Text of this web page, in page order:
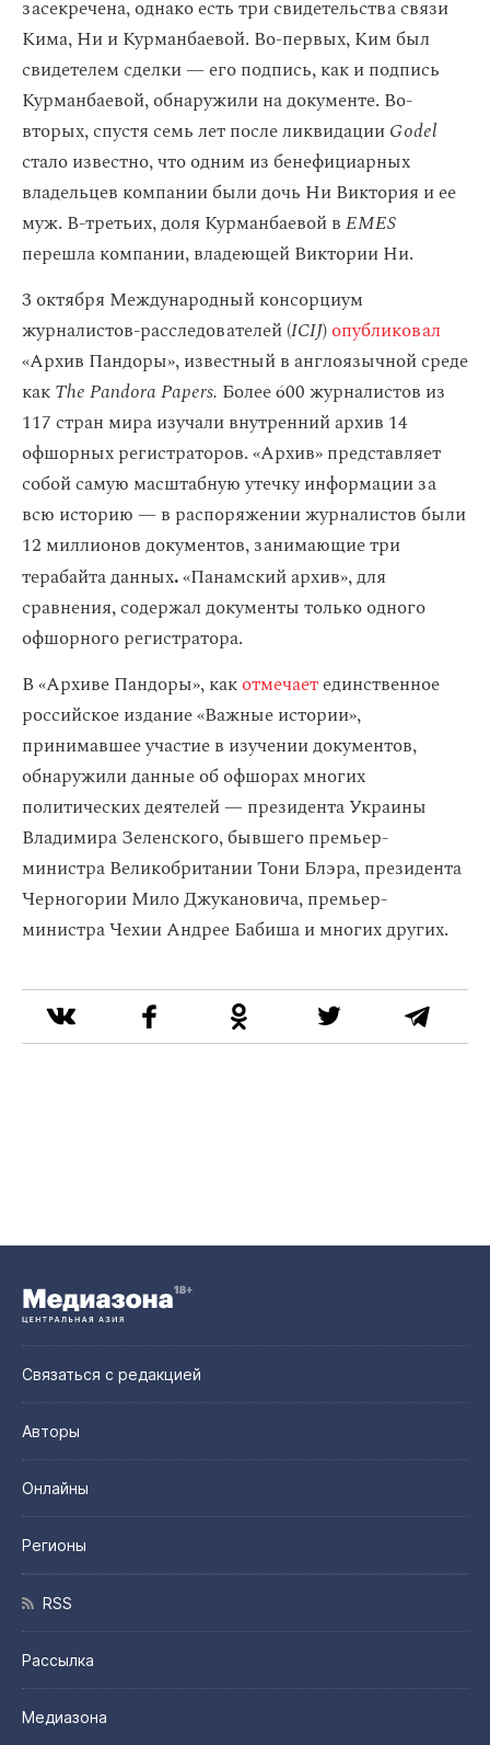
засекречена, однако есть три свидетельства связи
Кима, Ни и Курманбаевой. Во-первых, Ким был
свидетелем сделки — его подпись, как и подпись
Курманбаевой, обнаружили на документе. Во-
вторых, спустя семь лет после ликвидацииGodel
стало известно, что одним из бенефициарных
владельцев компании были дочь Ни Виктория и ее
муж. В-третьих, доля Курманбаевой вEMES
перешла компании, владеющей Виктории Ни.
3 октября Международный консорциум
журналистов-расследователей (ICIJ)опубликовал
«Архив Пандоры», известный в англоязычной среде
какThe Pandora Papers. Более 600 журналистов из
117 стран мира изучали внутренний архив 14
офшорных регистраторов. «Архив» представляет
собой самую масштабную утечку информации за
всю историю — в распоряжении журналистов были
12 миллионов документов, занимающие три
терабайта данных. «Панамский архив», для
сравнения, содержал документы только одного
офшорного регистратора.
В «Архиве Пандоры», какотмечаетединственное
российское издание «Важные истории»,
принимавшее участие в изучении документов,
обнаружили данные об офшорах многих
политических деятелей — президента Украины
Владимира Зеленского, бывшего премьер-
министра Великобритании Тони Блэра, президента
Черногории Мило Джукановича, премьер-
министра Чехии Андрее Бабиша и многих других.
Связаться с редакцией
Авторы
Онлайны
Регионы
RSS
Рассылка
Медиазона